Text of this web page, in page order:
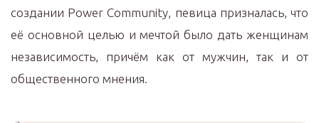
создании Power Community, певица призналась, что
её основной целью и мечтой было дать женщинам
независимость, причём как от мужчин, так и от
общественного мнения.